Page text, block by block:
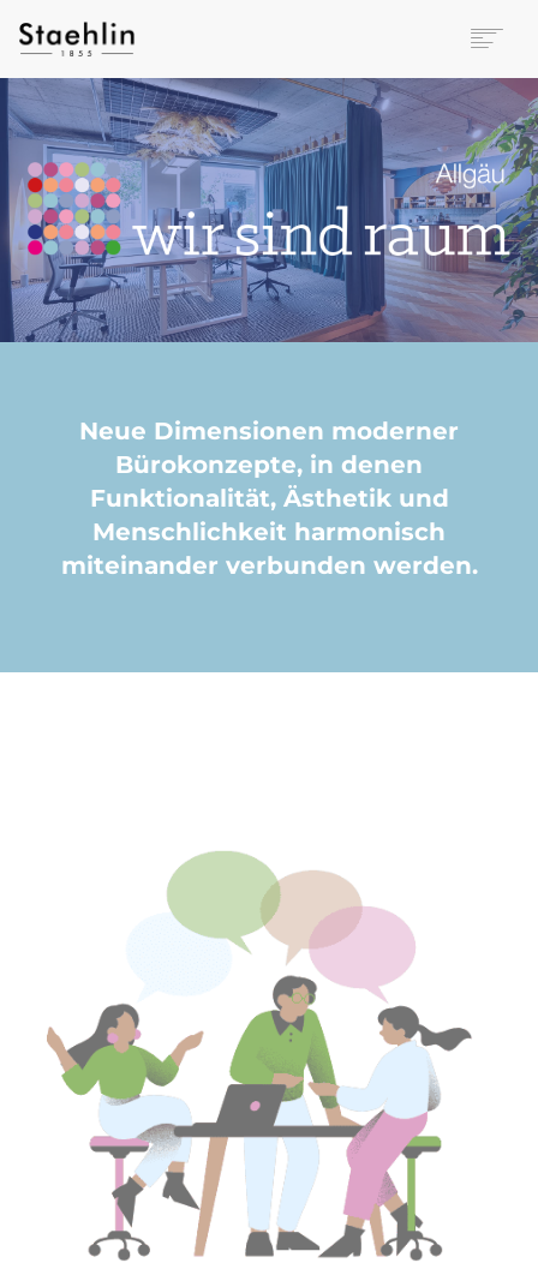
EINRICHTUNGSKULTUR
PAPETERIE
BÜROWELT
LEASING
UNTERNEHMEN
KONTAKT
VERANSTALTUNGEN
Neue Dimensionen moderner
Bürokonzepte, in denen
Funktionalität, Ästhetik und
Menschlichkeit harmonisch
miteinander verbunden werden.